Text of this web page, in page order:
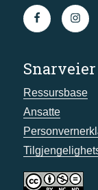
Snarveier
Ressursbase
Ansatte